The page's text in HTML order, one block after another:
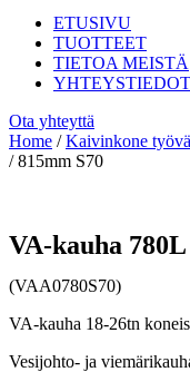
ETUSIVU
TUOTTEET
TIETOA MEISTÄ
YHTEYSTIEDOT
Ota yhteyttä
Home /Kaivinkone
/ 815mm S70
VA-kauha
(VAA0780S70)
VA-kauha 18-26tn
Vesijohto- ja